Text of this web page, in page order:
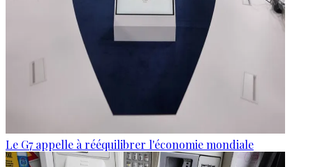
Le G7 appelle à rééquilibrer l'économie mondiale